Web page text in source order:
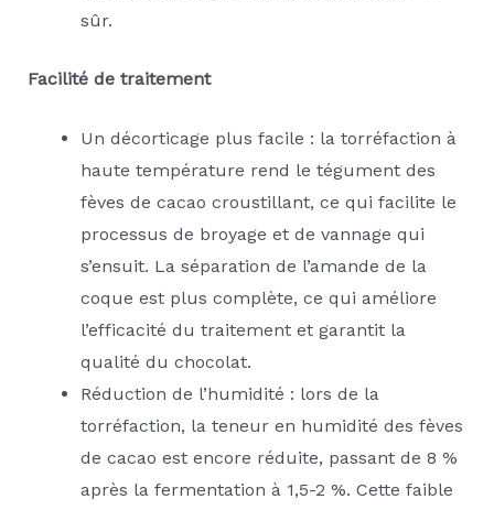
sûr.
Facilité de traitement
Un décorticage plus facile : la torréfaction à
haute température rend le tégument des
fèves de cacao croustillant, ce qui facilite le
processus de broyage et de vannage qui
s’ensuit. La séparation de l’amande de la
coque est plus complète, ce qui améliore
l’efficacité du traitement et garantit la
qualité du chocolat.
Réduction de l’humidité : lors de la
torréfaction, la teneur en humidité des fèves
de cacao est encore réduite, passant de 8 %
après la fermentation à 1,5-2 %. Cette faible